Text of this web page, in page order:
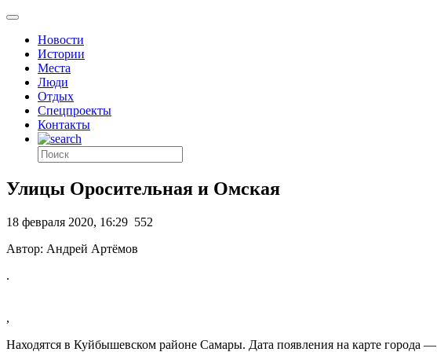
Новости
Истории
Места
Люди
Отдых
Спецпроекты
Контакты
Улицы Оросительная и Омская
18 февраля 2020, 16:29 552
Автор: Андрей Артёмов
.
,
Находятся в Куйбышевском районе Самары. Дата появления на карте города —